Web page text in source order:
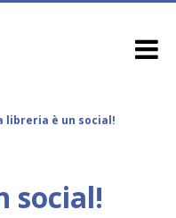
libreria è un social!
social!